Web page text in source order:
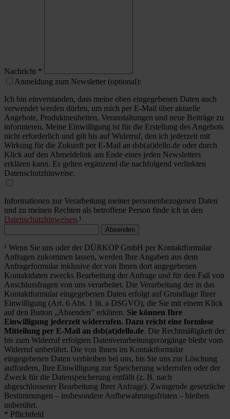
Nachricht *
Anmeldung zum Newsletter (optional):
Ich bin einverstanden, dass meine oben eingegebenen Daten auch
verwendet werden dürfen, um mich per E-Mail über aktuelle
Angebote, Produktneuheiten, Veranstaltungen und neue Beiträge zu
informieren. Meine Einwilligung ist für die Erstellung des Angebots
nicht erforderlich und gilt bis auf Widerruf, den ich jederzeit mit
Wirkung für die Zukunft per E-Mail an dsb(at)dello.de oder durch
Klick auf den Abmeldelink am Ende eines jeden Newsletters
erklären kann. Es gelten ergänzend die nachfolgend verlinkten
Datenschutzhinweise.
Informationen zur Verarbeitung meiner personenbezogenen Daten
und zu meinen Rechten als betroffene Person finde ich in den
Datenschutzhinweisen.¹
Absenden
¹ Wenn Sie uns oder der DÜRKOP GmbH per Kontaktformular
Anfragen zukommen lassen, werden Ihre Angaben aus dem
Anfrageformular inklusive der von Ihnen dort angegebenen
Kontaktdaten zwecks Bearbeitung der Anfrage und für den Fall von
Anschlussfragen von uns verarbeitet. Die Verarbeitung der in das
Kontaktformular eingegebenen Daten erfolgt auf Grundlage Ihrer
Einwilligung (Art. 6 Abs. 1 lit. a DSGVO), die Sie mit einem Klick
auf den Button „Absenden" erklären. Sie können Ihre
Einwilligung jederzeit widerrufen. Dazu reicht eine formlose
Mitteilung per E-Mail an dsb(at)dello.de. Die Rechtmäßigkeit der
bis zum Widerruf erfolgten Datenverarbeitungsvorgänge bleibt vom
Widerruf unberührt. Die von Ihnen im Kontaktformular
eingegebenen Daten verbleiben bei uns, bis Sie uns zur Löschung
auffordern, Ihre Einwilligung zur Speicherung widerrufen oder der
Zweck für die Datenspeicherung entfällt (z. B. nach
abgeschlossener Bearbeitung Ihrer Anfrage). Zwingende gesetzliche
Bestimmungen – insbesondere Aufbewahrungsfristen – bleiben
unberührt.
* Pflichtfeld